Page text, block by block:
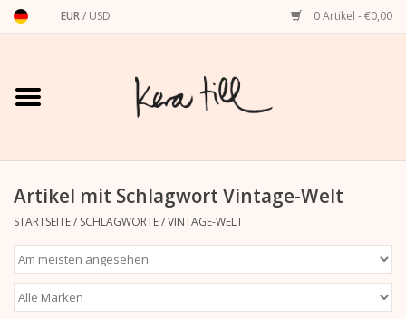
EUR/ USD 0 Artikel - €0,00
Startseite
Art Prints
Grußkarten
Artikel mit Schlagwort Vintage-Welt
STARTSEITE/ SCHLAGWORTE/VINTAGE-WELT